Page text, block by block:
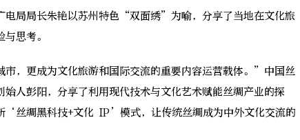
局局长朱艳以苏州特色“双面绣”为喻，分享了当地在文化旅
思考。
更成为文化旅游和国际交流的重要内容运营载体。”中国丝
人彭阳，分享了利用现代技术与文化艺术赋能丝绸产业的探
丝绸黑科技+文化 IP’模式，让传统丝绸成为中外文化交流的